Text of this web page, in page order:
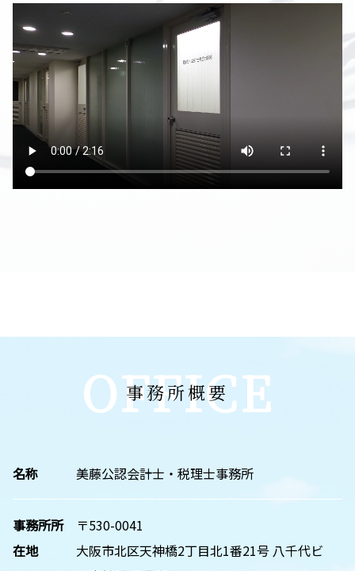
OFFICE
事務所概要
名称 美藤公認会計士・税理士事務所
事務所所
在地
〒530-0041
大阪市北区天神橋2丁目北1番21号 八千代ビ